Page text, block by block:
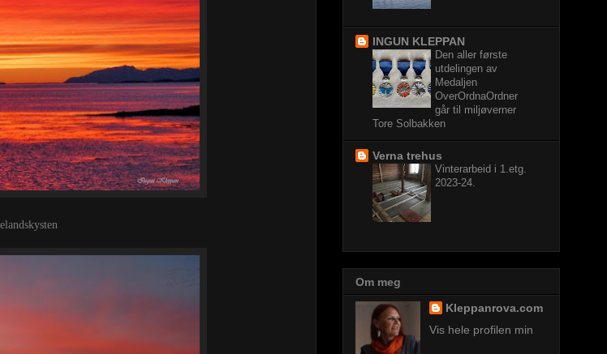
INGUN KLEPPAN
Den aller første
utdelingen av
Medaljen
OverOrdnaOrdner
går til miljøverner
Tore Solbakken
Verna trehus
Vinterarbeid i 1.etg.
2023-24.
Om meg
Kleppanrova.com
Vis hele profilen min